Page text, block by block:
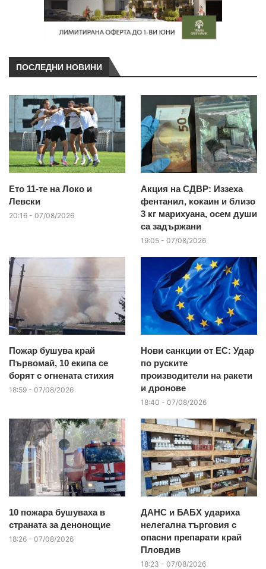
ПОСЛЕДНИ НОВИНИ
Ето 11-те на Локо и
Левски
20:16 - 07/08/2026
Акция на СДВР: Иззеха
фентанил, кокаин и близо
3 кг марихуана, осем души
са задържани
19:05 - 07/08/2026
Пожар бушува край
Първомай, 10 екипа се
борят с огнената стихия
18:59 - 07/08/2026
Нови санкции от ЕС: Удар
по руските
производители на ракети
и дронове
18:40 - 07/08/2026
10 пожара бушуваха в
страната за денонощие
18:26 - 07/08/2026
ДАНС и БАБХ удариха
нелегална търговия с
опасни препарати край
Пловдив
18:23 - 07/08/2026